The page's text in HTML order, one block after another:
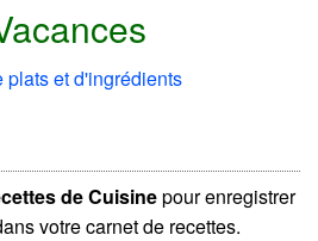
plats et d'ingrédients
de Cuisinepour enregistrer
votre carnet de recettes.